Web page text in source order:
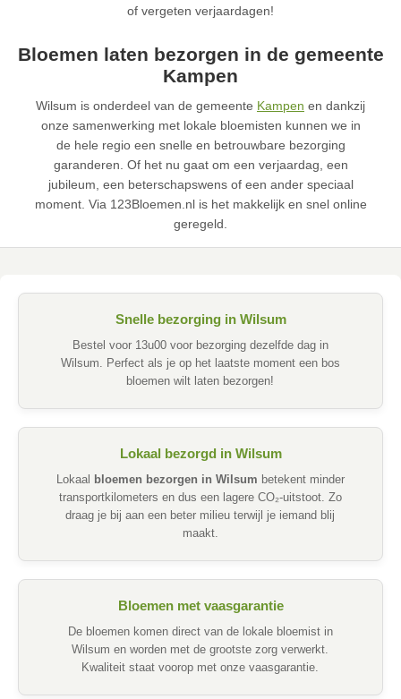
of vergeten verjaardagen!
Bloemen laten bezorgen in de gemeente
Kampen
Wilsum is onderdeel van de gemeente Kampen en dankzij
onze samenwerking met lokale bloemisten kunnen we in
de hele regio een snelle en betrouwbare bezorging
garanderen. Of het nu gaat om een verjaardag, een
jubileum, een beterschapswens of een ander speciaal
moment. Via 123Bloemen.nl is het makkelijk en snel online
geregeld.
Snelle bezorging in Wilsum
Bestel voor 13u00 voor bezorging dezelfde dag in
Wilsum. Perfect als je op het laatste moment een bos
bloemen wilt laten bezorgen!
Lokaal bezorgd in Wilsum
Lokaal bloemen bezorgen in Wilsum betekent minder
transportkilometers en dus een lagere CO₂-uitstoot. Zo
draag je bij aan een beter milieu terwijl je iemand blij
maakt.
Bloemen met vaasgarantie
De bloemen komen direct van de lokale bloemist in
Wilsum en worden met de grootste zorg verwerkt.
Kwaliteit staat voorop met onze vaasgarantie.